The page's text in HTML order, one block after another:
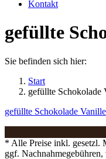
Kontakt
gefüllte
Sie befinden sich hier:
Start
gefüllte Schokolade
gefüllte Schokolade Vanille
* Alle Preise inkl. gesetzl.
ggf.